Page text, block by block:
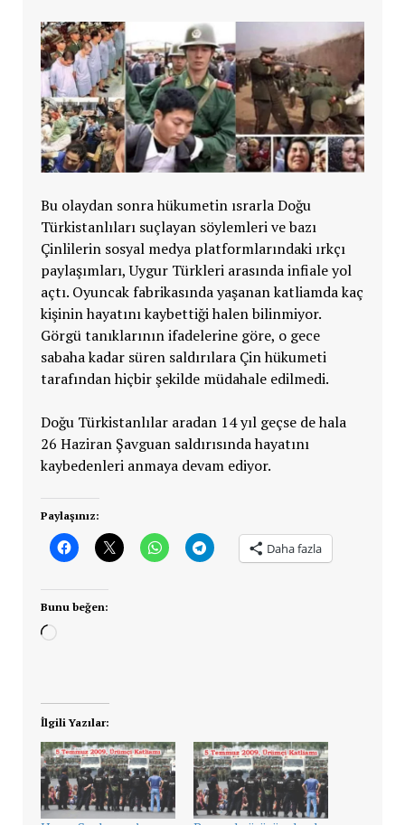
Bu olaydan sonra hükumetin ısrarla Doğu
Türkistanlıları suçlayan söylemleri ve bazı
Çinlilerin sosyal medya platformlarındaki ırkçı
paylaşımları,Uygur Türkleri arasında infiale yol
açtı. Oyuncak fabrikasında yaşanan katliamda kaç
kişinin hayatını kaybettiği halen bilinmiyor.
Görgü tanıklarının ifadelerine göre, o gece
sabaha kadar süren saldırılara Çin hükumeti
tarafından hiçbir şekilde müdahale edilmedi.
Doğu Türkistanlılar aradan 14 yıl geçse de hala
26 Haziran Şavguan saldırısında hayatını
kaybedenleri anmaya devam ediyor.
Paylaşınız:
Daha fazla
Bunu beğen:
Yükleniyor...
İlgili Yazılar: